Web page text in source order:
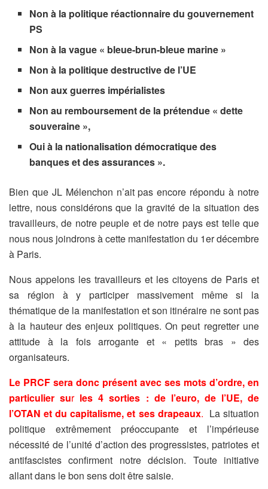
Non à la politique réactionnaire du gouvernement
PS
Non à la vague « bleue-brun-bleue marine »
Non à la politique destructive de l’UE
Non aux guerres impérialistes
Non au remboursement de la prétendue « dette
souveraine »,
Oui à la nationalisation démocratique des
banques et des assurances ».
Bien que JL Mélenchon n’ait pas encore répondu à notre
lettre, nous considérons que la gravité de la situation des
travailleurs, de notre peuple et de notre pays est telle que
nous nous joindrons à cette manifestation du 1er décembre
à Paris.
Nous appelons les travailleurs et les citoyens de Paris et
sa région à y participer massivement même si la
thématique de la manifestation et son itinéraire ne sont pas
à la hauteur des enjeux politiques. On peut regretter une
attitude à la fois arrogante et « petits bras » des
organisateurs.
Le PRCF sera donc présent avec ses mots d’ordre, en
particulier sur les 4 sorties : de l’euro, de l’UE, de
l’OTAN et du capitalisme, et ses drapeaux. La situation
politique extrêmement préoccupante et l’impérieuse
nécessité de l’unité d’action des progressistes, patriotes et
antifascistes confirment notre décision. Toute initiative
allant dans le bon sens doit être saisie.